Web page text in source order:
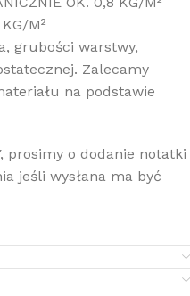
M²
grubości warstwy,
Zalecamy
na podstawie
prosimy o dodanie notatki
jeśli wysłana ma być